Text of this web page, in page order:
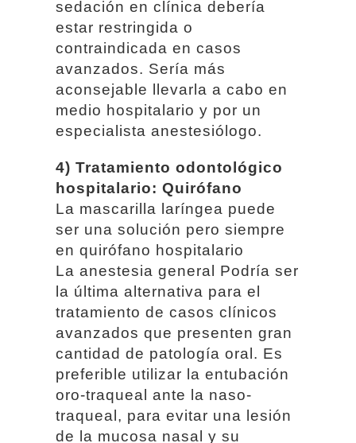
sedación en clínica debería
estar restringida o
contraindicada en casos
avanzados. Sería más
aconsejable llevarla a cabo en
medio hospitalario y por un
especialista anestesiólogo.
4) Tratamiento odontológico
hospitalario: Quirófano
La mascarilla laríngea puede
ser una solución pero siempre
en quirófano hospitalario
La anestesia general Podría ser
la última alternativa para el
tratamiento de casos clínicos
avanzados que presenten gran
cantidad de patología oral. Es
preferible utilizar la entubación
oro-traqueal ante la naso-
traqueal, para evitar una lesión
de la mucosa nasal y su